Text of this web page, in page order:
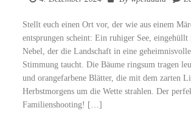
Stellt euch einen Ort vor, der wie aus einem
entsprungen scheint: Ein ruhiger See, eingehüllt
Nebel, der die Landschaft in eine
Stimmung taucht. Die Bäume ringsum tragen
und orangefarbene Blätter, die mit dem zarten
Herbstmorgens um die Wette strahlen. Der
Familienshooting! […]